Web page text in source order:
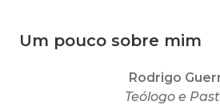
Um pouco sobre mim
Rodrigo
Teólogo e